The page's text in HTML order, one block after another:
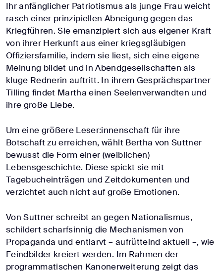
Ihr anfänglicher Patriotismus als junge Frau weicht
rasch einer prinzipiellen Abneigung gegen das
Kriegführen. Sie emanzipiert sich aus eigener Kraft
von ihrer Herkunft aus einer kriegsgläubigen
Offiziersfamilie, indem sie liest, sich eine eigene
Meinung bildet und in Abendgesellschaften als
kluge Rednerin auftritt. In ihrem Gesprächspartner
Tilling findet Martha einen Seelenverwandten und
ihre große Liebe.
Um eine größere Leser:innenschaft für ihre
Botschaft zu erreichen, wählt Bertha von Suttner
bewusst die Form einer (weiblichen)
Lebensgeschichte. Diese spickt sie mit
Tagebucheinträgen und Zeitdokumenten und
verzichtet auch nicht auf große Emotionen.
Von Suttner schreibt an gegen Nationalismus,
schildert scharfsinnig die Mechanismen von
Propaganda und entlarvt – aufrüttelnd aktuell –, wie
Feindbilder kreiert werden. Im Rahmen der
programmatischen Kanonerweiterung zeigt das